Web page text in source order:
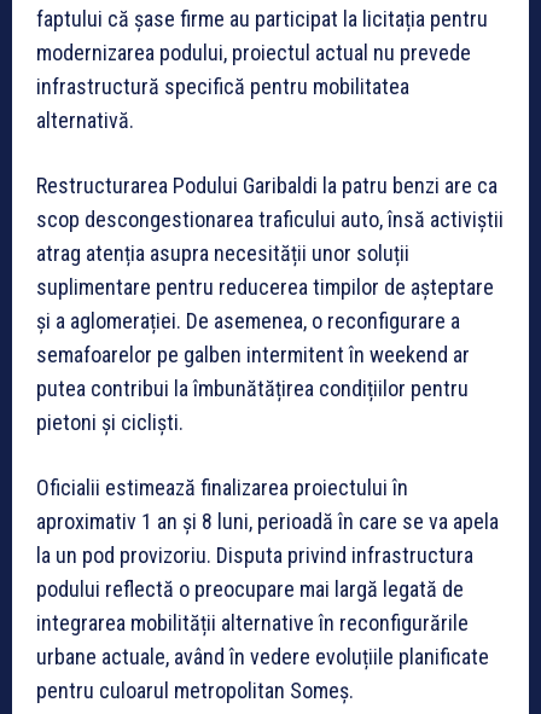
faptului că șase firme au participat la licitația pentru
modernizarea podului, proiectul actual nu prevede
infrastructură specifică pentru mobilitatea
alternativă.
Restructurarea Podului Garibaldi la patru benzi are ca
scop descongestionarea traficului auto, însă activiștii
atrag atenția asupra necesității unor soluții
suplimentare pentru reducerea timpilor de așteptare
și a aglomerației. De asemenea, o reconfigurare a
semafoarelor pe galben intermitent în weekend ar
putea contribui la îmbunătățirea condițiilor pentru
pietoni și cicliști.
Oficialii estimează finalizarea proiectului în
aproximativ 1 an și 8 luni, perioadă în care se va apela
la un pod provizoriu. Disputa privind infrastructura
podului reflectă o preocupare mai largă legată de
integrarea mobilității alternative în reconfigurările
urbane actuale, având în vedere evoluțiile planificate
pentru culoarul metropolitan Someș.